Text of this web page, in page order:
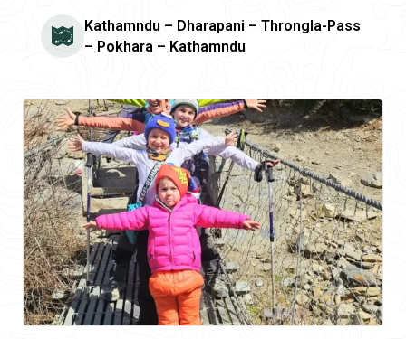
Kathamndu – Dharapani – Throngla-Pass
– Pokhara – Kathamndu